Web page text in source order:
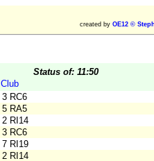
created by OE12 ©
Status of: 11:50
Club
3 RC6
5 RA5
2 RI14
3 RC6
7 RI19
2 RI14